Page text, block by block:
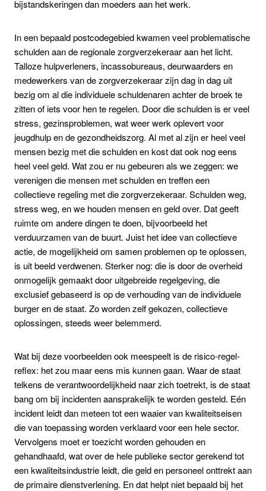
bijstandskeringen dan moeders aan het werk.
In een bepaald postcodegebied kwamen veel problematische
schulden aan de regionale zorgverzekeraar aan het licht.
Talloze hulpverleners, incassobureaus, deurwaarders en
medewerkers van de zorgverzekeraar zijn dag in dag uit
bezig om al die individuele schuldenaren achter de broek te
zitten of iets voor hen te regelen. Door die schulden is er veel
stress, gezinsproblemen, wat weer werk oplevert voor
jeugdhulp en de gezondheidszorg. Al met al zijn er heel veel
mensen bezig met die schulden en kost dat ook nog eens
heel veel geld. Wat zou er nu gebeuren als we zeggen: we
verenigen die mensen met schulden en treffen een
collectieve regeling met die zorgverzekeraar. Schulden weg,
stress weg, en we houden mensen en geld over. Dat geeft
ruimte om andere dingen te doen, bijvoorbeeld het
verduurzamen van de buurt. Juist het idee van collectieve
actie, de mogelijkheid om samen problemen op te oplossen,
is uit beeld verdwenen. Sterker nog: die is door de overheid
onmogelijk gemaakt door uitgebreide regelgeving, die
exclusief gebaseerd is op de verhouding van de individuele
burger en de staat. Zo worden zelf gekozen, collectieve
oplossingen, steeds weer belemmerd.
Wat bij deze voorbeelden ook meespeelt is de risico-regel-
reflex: het zou maar eens mis kunnen gaan. Waar de staat
telkens de verantwoordelijkheid naar zich toetrekt, is de staat
bang om bij incidenten aansprakelijk te worden gesteld. Eén
incident leidt dan meteen tot een waaier van kwaliteitseisen
die van toepassing worden verklaard voor een hele sector.
Vervolgens moet er toezicht worden gehouden en
gehandhaafd, wat over de hele publieke sector gerekend tot
een kwaliteitsindustrie leidt, die geld en personeel onttrekt aan
de primaire dienstverlening. En dat helpt niet bepaald bij het